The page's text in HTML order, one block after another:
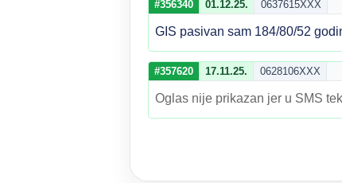
#356340 01.12.25. 0637615XXX
GIS pasivan sam 184/80/52
#357620 17.11.25. 0628106XXX
Oglas nije prikazan jer u SMS